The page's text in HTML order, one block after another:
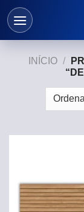
Skip
INÍCIO /